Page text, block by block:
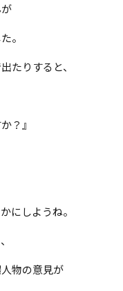
。
たりすると、
？』
にしようね。
物の意見が